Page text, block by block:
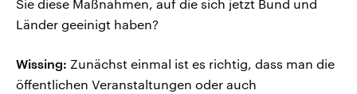
Sie diese Maßnahmen, auf die sich jetzt Bund und
Länder geeinigt haben?
Wissing: Zunächst einmal ist es richtig, dass man die
öffentlichen Veranstaltungen oder auch